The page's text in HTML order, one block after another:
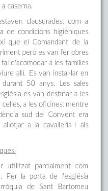
caserna.
clausurades, com a
de condicions higièniques
que el Comandant de la
però es van fer obres
d'acomodar a les famílies
allí. Es van instal·lar en
50 anys. Les sales
es van destinar a les
celles, a les oficines, mentre
sud del Convent era
a la cavalleria i als
utilitzat parcialment com
Per la porta de l'església
de Sant Bartomeu